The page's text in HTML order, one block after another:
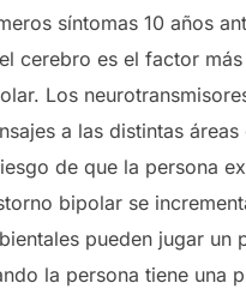
síntomas 10 años
cerebro es el factor
Los
a las distintas
de que la persona
bipolar se
pueden jugar
la persona tiene una